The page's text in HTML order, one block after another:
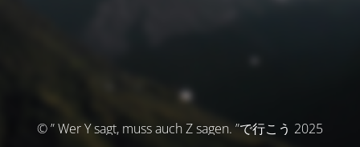
© ” Wer Y sagt, muss auch Z sagen. ”で行こう 2025